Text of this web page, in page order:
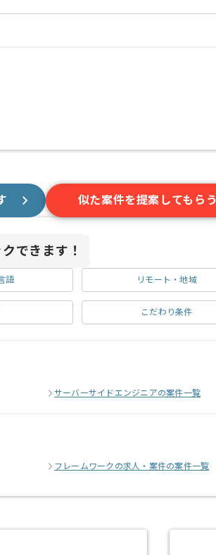
似た案件を提案してもらう
できます！
語 リモート・地域
こだわり条件
サーバーサイドエンジニアの案件一覧
フレームワークの求人・案件の案件一覧